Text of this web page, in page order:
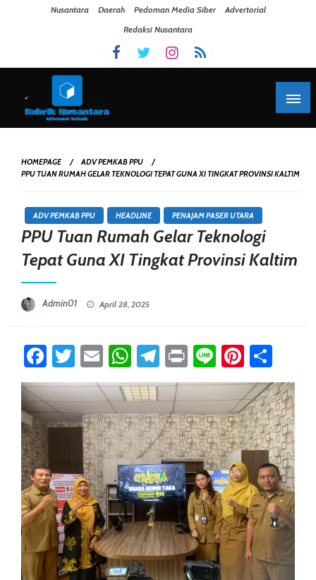
Nusantara Daerah Pedoman Media Siber
Advertorial
Redaksi Nusantara
HOMEPAGE
ADV PEMKAB PPU
PPU TUAN RUMAH GELAR TEKNOLOGI TEPAT GUNA XI TINGKAT PROVINSI KALTIM
ADV PEMKAB PPU HEADLINE PENAJAM PASER UTARA
PPU Tuan Rumah Gelar Teknologi
Tepat Guna XI Tingkat Provinsi Kaltim
Admin01 April 28, 2025
Facebook
Twitter
EmailWhatsApp
Telegram
PrintLine